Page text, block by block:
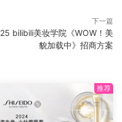
下一篇
bilibili美妆学院《WOW！美
貌加载中》招商方案